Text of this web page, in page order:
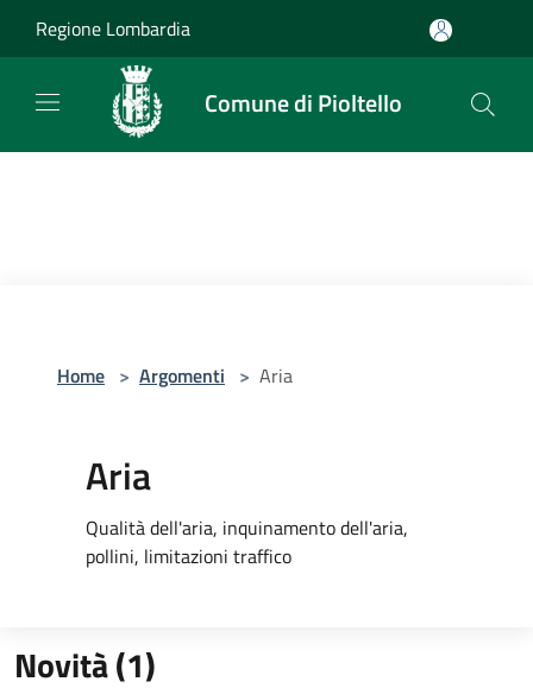
Regione Lombardia
Comune di Pioltello
Home > Argomenti > Aria
Aria
Qualità dell'aria, inquinamento dell'aria,
pollini, limitazioni traffico
Novità (1)